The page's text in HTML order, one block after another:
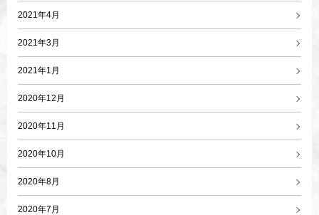
2021年4月
2021年3月
2021年1月
2020年12月
2020年11月
2020年10月
2020年8月
2020年7月